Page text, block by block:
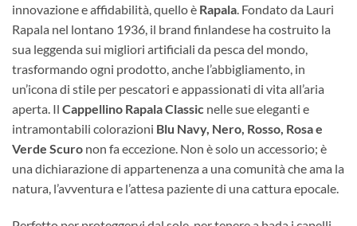
innovazione e affidabilità, quello è Rapala. Fondato da Lauri
Rapala nel lontano 1936, il brand finlandese ha costruito la
sua leggenda sui migliori artificiali da pesca del mondo,
trasformando ogni prodotto, anche l’abbigliamento, in
un’icona di stile per pescatori e appassionati di vita all’aria
aperta. Il Cappellino Rapala Classic nelle sue eleganti e
intramontabili colorazioni Blu Navy, Nero, Rosso, Rosa e
Verde Scuro non fa eccezione. Non è solo un accessorio; è
una dichiarazione di appartenenza a una comunità che ama la
natura, l’avventura e l’attesa paziente di una cattura epocale.